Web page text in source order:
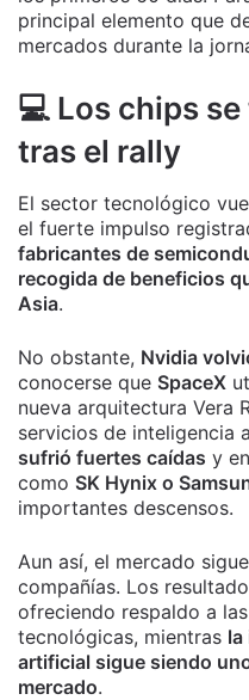
principal elemento que
mercados durante la
💻 Los chips
tras el rally
El sector tecnológico
el fuerte impulso
fabricantes de
recogida de beneficios
Asia.
No obstante, Nvidia
conocerse que SpaceX
nueva arquitectura Vera
servicios de inteligencia
sufrió fuertes caídas y
como SK Hynix o
importantes descensos.
Aun así, el mercado
compañías. Los
ofreciendo respaldo a
tecnológicas, mientras la
artificial sigue siendo
mercado.